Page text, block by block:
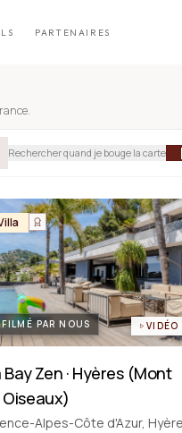
PARTENAIRES
Rechercher quand je bouge la carte
FILMÉ PAR NOUS VIDÉO
Bay Zen · Hyères (Mont
Oiseaux)
Alpes-Côte d'Azur,